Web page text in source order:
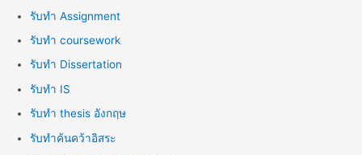
รับทำ Assignment
รับทำ coursework
รับทำ Dissertation
รับทำ IS
รับทำ thesis อังกฤษ
รับทำค้นคว้าอิสระ